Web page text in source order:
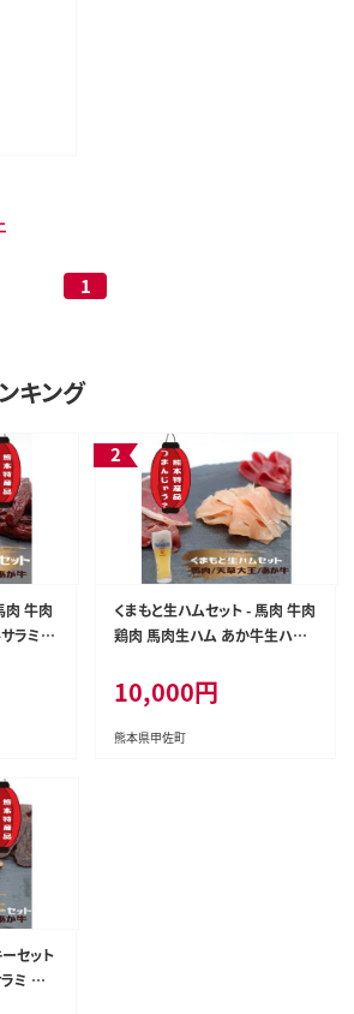
ジャー
やつ お
甲佐町
1
キング
肉 牛肉
ラミ
すす
くまもと生ハムセット - 馬肉 牛肉
鶏肉 馬肉生ハム あか牛生ハム
ト おやつ おつまみ 珍味 おすす
め 熊本県 甲佐町
10,000円
熊本県甲佐町
ーセット
ミ 馬